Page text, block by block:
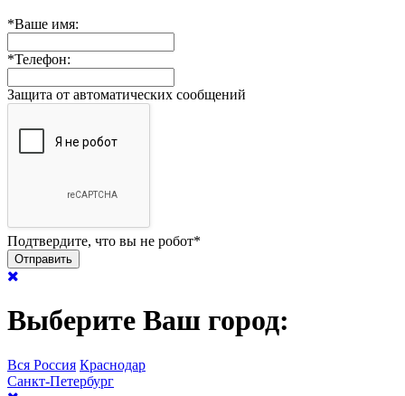
*Ваше имя:
*Телефон:
Защита от автоматических сообщений
Подтвердите, что вы не робот*
Выберите Ваш город:
Вся Россия Краснодар
Санкт-Петербург